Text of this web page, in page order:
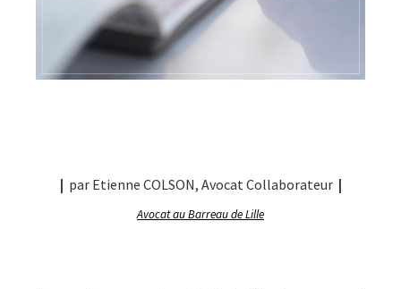
| par Etienne COLSON, Avocat Collaborateur |
Avocat au Barreau de Lille